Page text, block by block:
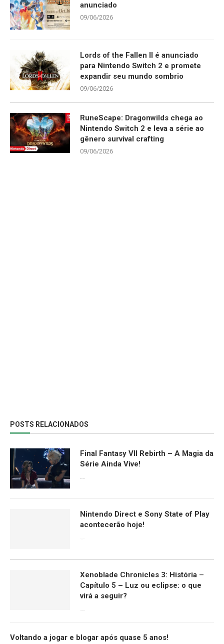
anunciado
09/06/2026
Lords of the Fallen II é anunciado
para Nintendo Switch 2 e promete
expandir seu mundo sombrio
09/06/2026
RuneScape: Dragonwilds chega ao
Nintendo Switch 2 e leva a série ao
gênero survival crafting
09/06/2026
POSTS RELACIONADOS
Final Fantasy VII Rebirth – A Magia da
Série Ainda Vive!
Nintendo Direct e Sony State of Play
acontecerão hoje!
Xenoblade Chronicles 3: História –
Capítulo 5 – Luz ou eclipse: o que
virá a seguir?
Voltando a jogar e blogar após quase 5 anos!